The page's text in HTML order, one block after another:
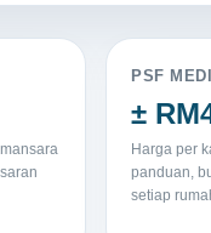
PSF
±
Harga per
panduan,
setiap